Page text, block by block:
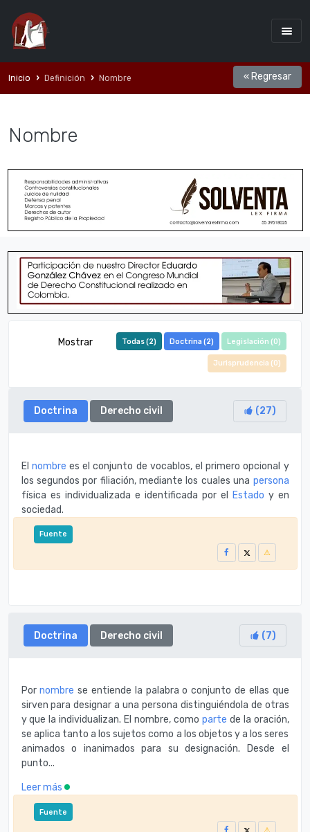
Inicio Definición Nombre « Regresar
Nombre
Mostrar Todas (2) Doctrina (2) Legislación (0)
Jurisprudencia (0)
Doctrina Derecho civil (27)
El nombre es el conjunto de vocablos, el primero opcional y
los segundos por filiación, mediante los cuales una persona
física es individualizada e identificada por el
Estado y en
sociedad.
Fuente
Doctrina Derecho civil (7)
Pornombre se entiende la palabra o conjunto de ellas que
sirven para designar a una persona distinguiéndola de otras
y que la individualizan. El nombre, como parte de la oración,
se aplica tanto a los sujetos como a los objetos y a los seres
animados o inanimados para su designación. Desde el
punto...
Leer más
Fuente